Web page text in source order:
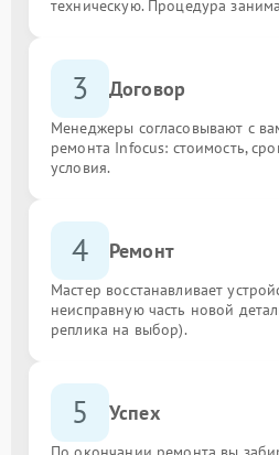
техническую. Процедура
3 Договор
Менеджеры согласовывают с
ремонта Infocus: стоимость,
условия.
4 Ремонт
Мастер восстанавливает
неисправную часть новой
реплика на выбор).
5 Успех